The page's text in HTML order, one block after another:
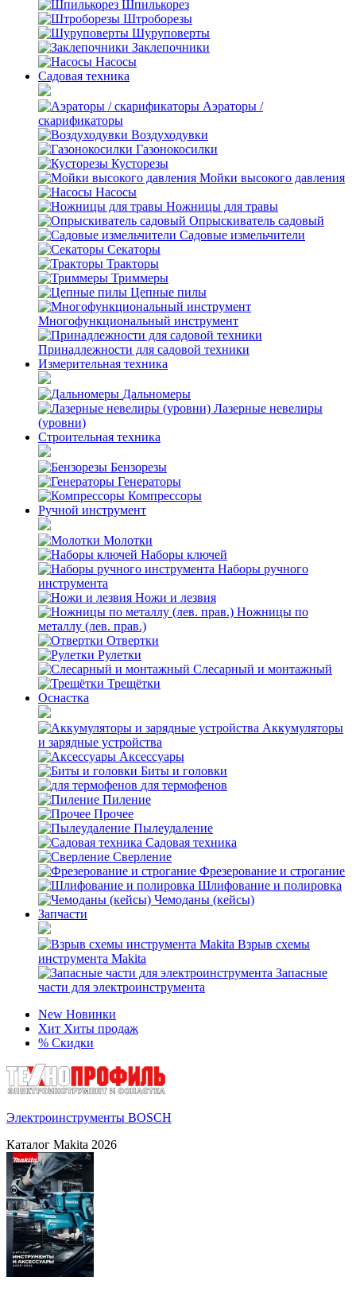
Шпилькорез
Штроборезы
Шуруповерты
Заклепочники
Насосы
Садовая техника
Аэраторы /
скарификаторы
Воздуходувки
Газонокосилки
Кусторезы
Мойки высокого давления
Насосы
Ножницы для травы
Опрыскиватель садовый
Садовые измельчители
Секаторы
Тракторы
Триммеры
Цепные пилы
Многофункциональный инструмент
Принадлежности для садовой техники
Измерительная техника
Дальномеры
Лазерные невелиры
(уровни)
Строительная техника
Бензорезы
Генераторы
Компрессоры
Ручной инструмент
Молотки
Наборы ключей
Наборы ручного
инструмента
Ножи и лезвия
Ножницы по
металлу (лев. прав.)
Отвертки
Рулетки
Слесарный и монтажный
Трещётки
Оснастка
Аккумуляторы
и зарядные устройства
Аксессуары
Биты и головки
для термофенов
Пиление
Прочее
Пылеудаление
Садовая техника
Сверление
Фрезерование и строгание
Шлифование и полировка
Чемоданы (кейсы)
Запчасти
Взрыв схемы
инструмента Makita
Запасные
части для электроинструмента
New Новинки
Хит Хиты продаж
% Скидки
Электроинструменты BOSCH
Каталог Makita 2026